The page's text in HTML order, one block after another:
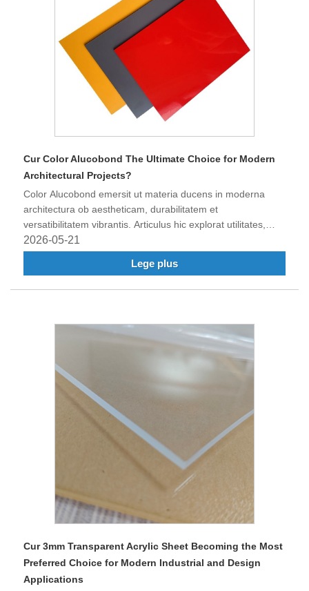
Cur Color Alucobond The Ultimate Choice for Modern
Architectural Projects?
Color Alucobond emersit ut materia ducens in moderna
architectura ob aestheticam, durabilitatem et
versatibilitatem vibrantis. Articulus hic explorat utilitates,
applicationes, species et sustentationem Coloris Alucobond,
perspectas praebet cur architecti et structores magis
magisque eam frontes, signage, et consilium interiorem
2026-05-21
Lege plus
Cur 3mm Transparent Acrylic Sheet Becoming the Most
Preferred Choice for Modern Industrial and Design
Applications